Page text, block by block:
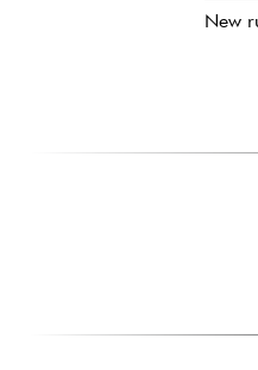
New